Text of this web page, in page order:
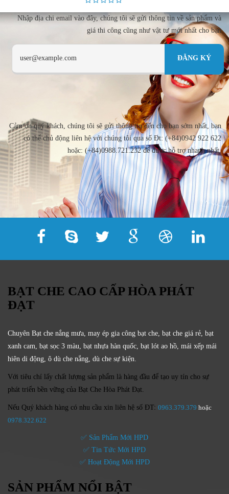
Nhập địa chi email vào đây, chúng tôi sẽ gửi thông tin về sản phẩm và
giá thi công cũng như vật tư mới nhất cho bạn
Cảm ơn quý khách, chúng tôi sẽ gửi thông tin đến cho bạn sớm nhất, bạn
có thể chủ động liên hệ với chúng tôi qua số Đt: (+84)0942 922 622
hoặc: (+84)0988.721.232 để được hỗ trợ nhanh nhất.
BẠT CHE CAO CẤP HÒA PHÁT
ĐẠT
Chuyên Bạt che nắng mưa, may ép gia công bạt che, bạt che giá rẻ, bạt
xanh cam, bạt sọc 3 màu, bạt nhựa hàn quốc, bạt lót ao hồ, mái xếp mái
hiên di động, ô dù che nắng, dù che sự kiện.
Với tiêu chí lấy chất lượng sản phẩm là hàng đầu để tạo uy tín cho sự
phát triển bền vững của Bạt Che Hòa Phát Đạt.
Nếu Quý khách hàng có nhu cầu xin liên hệ số ĐT: 0963.379.379 hoặc
0978.322.622
✅ Sản Phẩm Mới HPD
✅ Tin Tức Mới HPD
✅ Hoạt Động Mới HPD
SẢN PHẨM NỔI BẬT